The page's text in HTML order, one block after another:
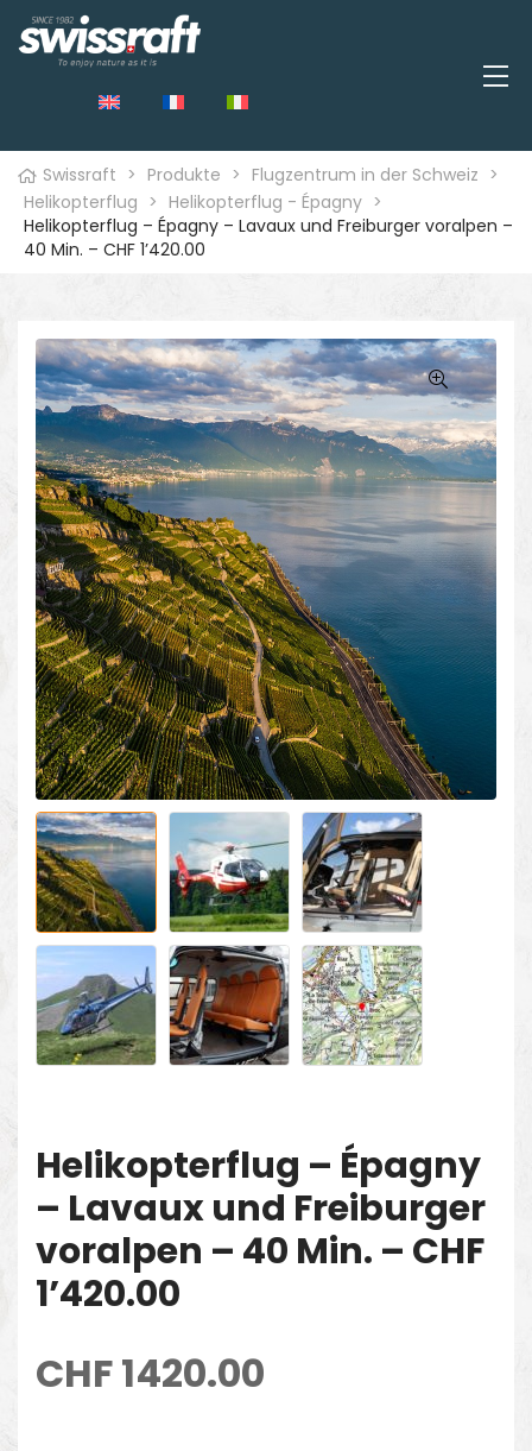
Swissraft > Produkte > Flugzentrum in der Schweiz >
Helikopterflug > Helikopterflug - Épagny >
Helikopterflug – Épagny – Lavaux und Freiburger voralpen –
40 Min. – CHF 1’420.00
Helikopterflug – Épagny
– Lavaux und Freiburger
voralpen – 40 Min. – CHF
1’420.00
CHF1420.00